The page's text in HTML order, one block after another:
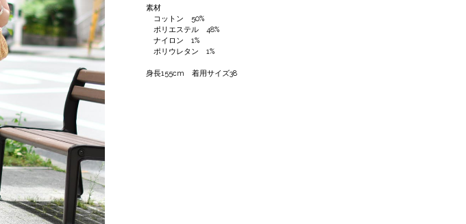
素材
コットン 50%
ポリエステル 48%
ナイロン 1%
ポリウレタン 1%
身長155cm 着用サイズ38